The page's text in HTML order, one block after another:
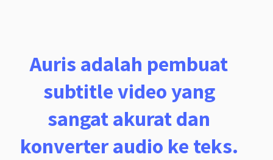
Auris adalah pembuat
subtitle video yang
sangat akurat dan
konverter audio ke teks.